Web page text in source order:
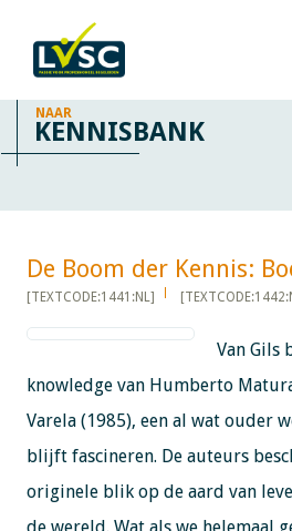
NAAR
KENNISBANK
De Boom der Kennis:
[TEXTCODE:1441:NL]
Van Gils
knowledge van Humberto
Varela (1985), een al wat ouder
blijft fascineren. De auteurs
originele blik op de aard van